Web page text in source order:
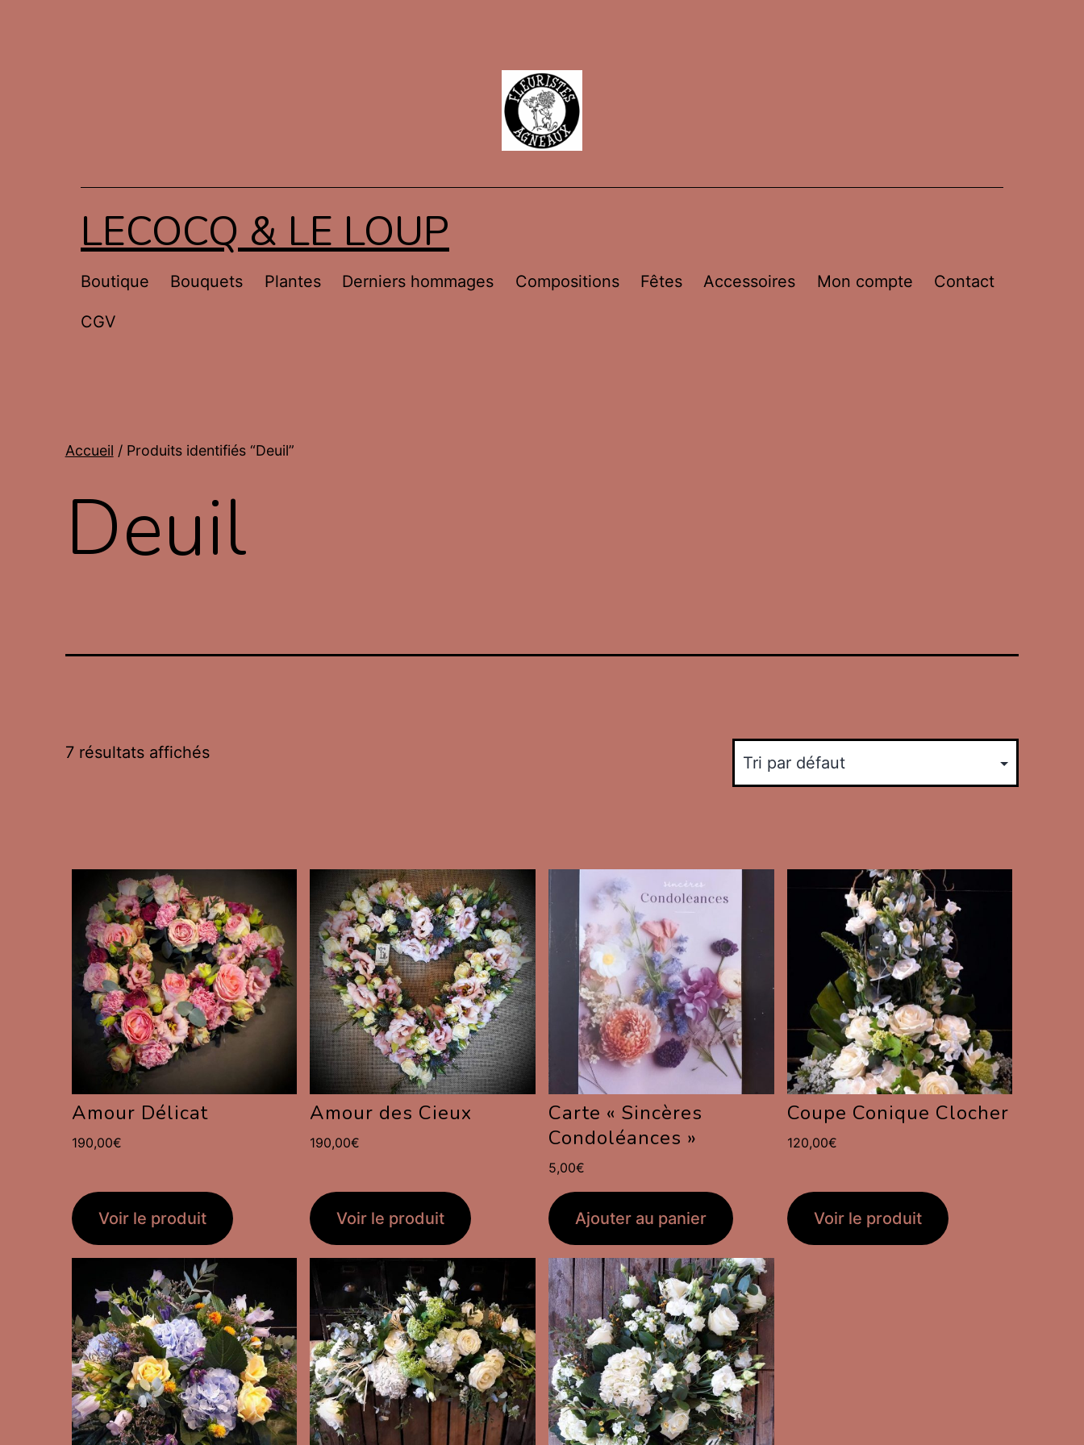
LECOCQ & LE LOUP
Boutique Bouquets Plantes Derniers hommages Compositions Fêtes Accessoires Mon compte Contact
CGV
Accueil / Produits identifiés “Deuil”
Deuil
7 résultats affichés
Amour Délicat
190,00€
Voir le produit
Amour des Cieux
190,00€
Voir le produit
Carte « Sincères
Condoléances »
5,00€
Ajouter au panier
Coupe Conique Clocher
120,00€
Voir le produit